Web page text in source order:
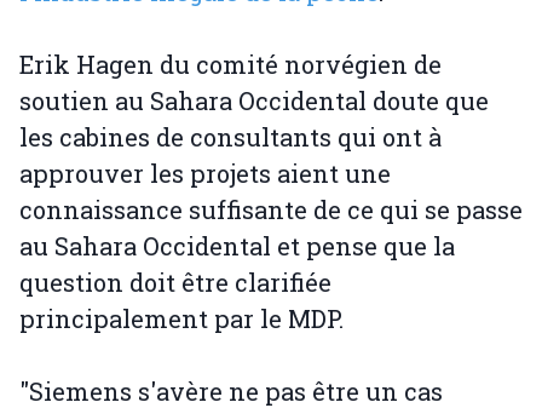
Erik Hagen du comité norvégien de
soutien au Sahara Occidental doute que
les cabines de consultants qui ont à
approuver les projets aient une
connaissance suffisante de ce qui se passe
au Sahara Occidental et pense que la
question doit être clarifiée
principalement par le MDP.
"Siemens s'avère ne pas être un cas